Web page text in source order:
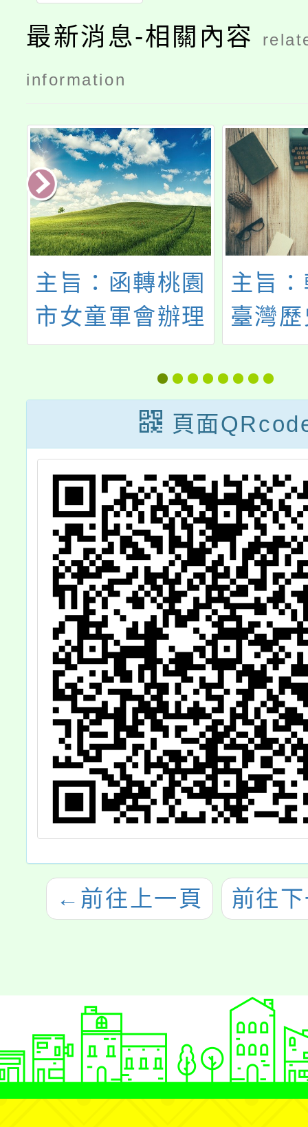
最新消息-相關內容
information
主旨：函轉桃園
市女童軍會辦理
2026懷念日活動
一案，請鼓勵所
屬踴躍報名參
加，請查照。
主旨
臺灣
辦理
半年
學
案」
明，
頁面
← 前往上一頁 前往